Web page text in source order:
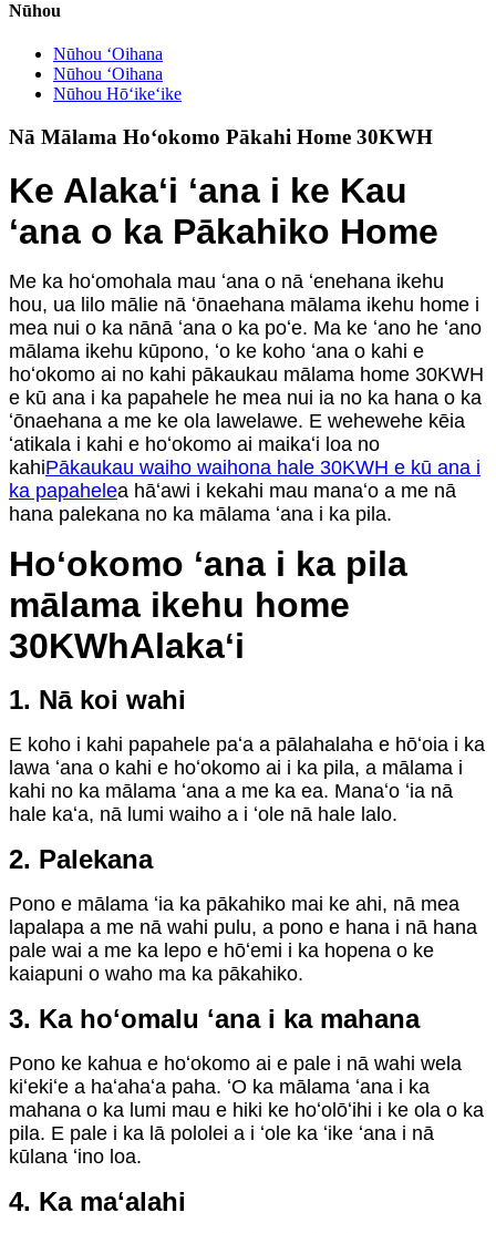
Nūhou
Nūhou ʻOihana
Nūhou ʻOihana
Nūhou Hōʻikeʻike
Nā Mālama Hoʻokomo Pākahi Home 30KWH
Ke Alakaʻi ʻana i ke Kau
ʻana o ka Pākahiko Home
Me ka hoʻomohala mau ʻana o nā ʻenehana ikehu
hou, ua lilo mālie nā ʻōnaehana mālama ikehu home i
mea nui o ka nānā ʻana o ka poʻe. Ma ke ʻano he ʻano
mālama ikehu kūpono, ʻo ke koho ʻana o kahi e
hoʻokomo ai no kahi pākaukau mālama home 30KWH
e kū ana i ka papahele he mea nui ia no ka hana o ka
ʻōnaehana a me ke ola lawelawe. E wehewehe kēia
ʻatikala i kahi e hoʻokomo ai maikaʻi loa no
kahiPākaukau waiho waihona hale 30KWH e kū ana i
ka papahelea hāʻawi i kekahi mau manaʻo a me nā
hana palekana no ka mālama ʻana i ka pila.
Hoʻokomo ʻana i ka pila
mālama ikehu home
30KWhAlakaʻi
1. Nā koi wahi
E koho i kahi papahele paʻa a pālahalaha e hōʻoia i ka
lawa ʻana o kahi e hoʻokomo ai i ka pila, a mālama i
kahi no ka mālama ʻana a me ka ea. Manaʻo ʻia nā
hale kaʻa, nā lumi waiho a i ʻole nā ​​​​hale lalo.
2. Palekana
Pono e mālama ʻia ka pākahiko mai ke ahi, nā mea
lapalapa a me nā wahi pulu, a pono e hana i nā hana
pale wai a me ka lepo e hōʻemi i ka hopena o ke
kaiapuni o waho ma ka pākahiko.
3. Ka hoʻomalu ʻana i ka mahana
Pono ke kahua e hoʻokomo ai e pale i nā wahi wela
kiʻekiʻe a haʻahaʻa paha. ʻO ka mālama ʻana i ka
mahana o ka lumi mau e hiki ke hoʻolōʻihi i ke ola o ka
pila. E pale i ka lā pololei a i ʻole ka ʻike ʻana i nā
kūlana ʻino loa.
4. Ka maʻalahi